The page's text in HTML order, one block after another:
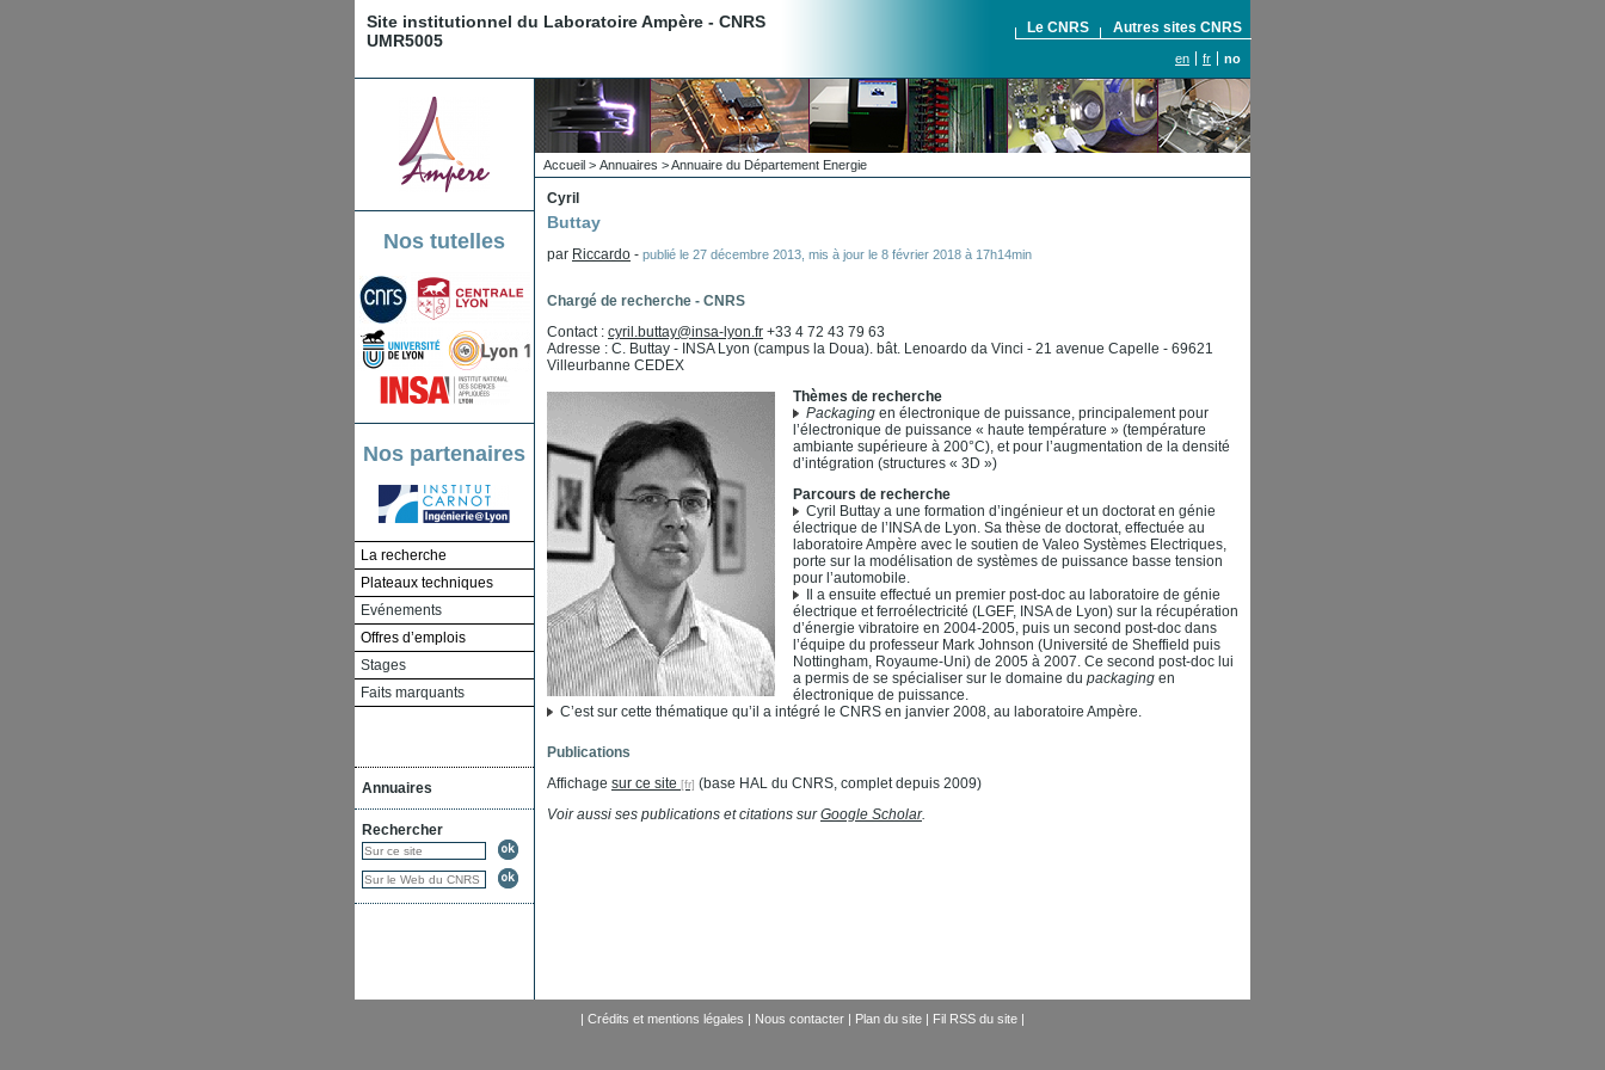
Site institutionnel du Laboratoire Ampère - CNRS
UMR5005
Le CNRS Autres sites CNRS
en fr no
Nos tutelles
Nos partenaires
La recherche
Plateaux techniques
Evénements
Offres d’emplois
Stages
Faits marquants
Annuaires
Rechercher
Accueil > Annuaires >Annuaire du Département Energie
Cyril
Buttay
par Riccardo - publié le 27 décembre 2013 mis à jour le 8 février 2018 à 17h14min
Chargé de recherche - CNRS
Contact : cyril.buttay@insa-lyon.fr +33 4 72 43 79 63
Adresse : C. Buttay - INSA Lyon (campus la Doua). bât. Lenoardo da Vinci - 21 avenue Capelle - 69621
Villeurbanne CEDEX
Thèmes de recherche
Packaging en électronique de puissance, principalement pour
l’électronique de puissance « haute température » (température
ambiante supérieure à 200°C), et pour l’augmentation de la densité
d’intégration (structures « 3D »)
Parcours de recherche
Cyril Buttay a une formation d’ingénieur et un doctorat en génie
électrique de l’INSA de Lyon. Sa thèse de doctorat, effectuée au
laboratoire Ampère avec le soutien de Valeo Systèmes Electriques,
porte sur la modélisation de systèmes de puissance basse tension
pour l’automobile.
Il a ensuite effectué un premier post-doc au laboratoire de génie
électrique et ferroélectricité (LGEF, INSA de Lyon) sur la récupération
d’énergie vibratoire en 2004-2005, puis un second post-doc dans
l’équipe du professeur Mark Johnson (Université de Sheffield puis
Nottingham, Royaume-Uni) de 2005 à 2007. Ce second post-doc lui
a permis de se spécialiser sur le domaine du packaging en
électronique de puissance.
C’est sur cette thématique qu’il a intégré le CNRS en janvier 2008, au laboratoire Ampère.
Publications
Affichage sur ce site
(base HAL du CNRS, complet depuis 2009)
Voir aussi ses publications et citations surGoogle Scholar.
| Crédits et mentions légales | Nous contacter | Plan du site | Fil RSS du site |